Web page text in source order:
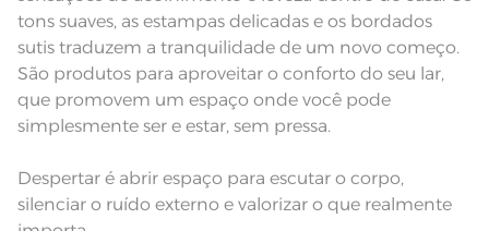
tons suaves, as estampas delicadas e os bordados
sutis traduzem a tranquilidade de um novo começo.
São produtos para aproveitar o conforto do seu lar,
que promovem um espaço onde você pode
simplesmente ser e estar, sem pressa.
Despertar é abrir espaço para escutar o corpo,
silenciar o ruído externo e valorizar o que realmente